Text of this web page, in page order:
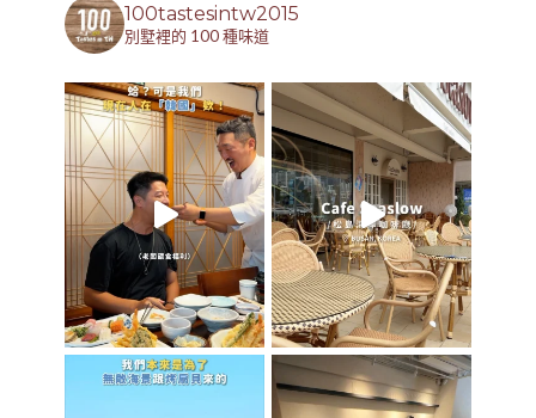
100tastesintw2015
別墅裡的 100 種味道